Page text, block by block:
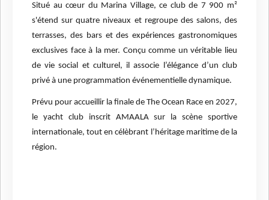
Situé au cœur du Marina Village, ce club de 7 900 m²
s'étend sur quatre niveaux et regroupe des salons, des
terrasses, des bars et des expériences gastronomiques
exclusives face à la mer. Conçu comme un véritable lieu
de vie social et culturel, il associe l’élégance d’un club
privé à une programmation événementielle dynamique.
Prévu pour accueillir la finale de The Ocean Race en 2027,
le yacht club inscrit AMAALA sur la scène sportive
internationale, tout en célèbrant l’héritage maritime de la
région.